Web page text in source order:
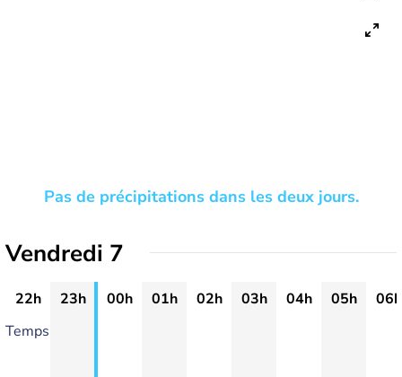
Pas de précipitations dans les deux jours.
Vendredi 7
22h 23h 00h 01h 02h 03h 04h 05h
06h
Temps